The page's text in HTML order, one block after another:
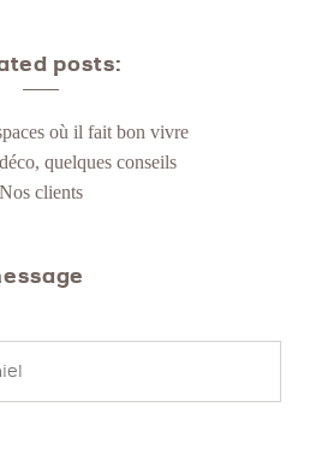
posts:
où il fait bon vivre
quelques conseils
Nos clients